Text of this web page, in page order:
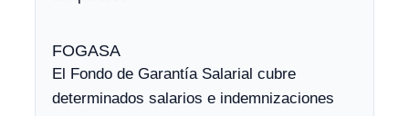
FOGASA
El Fondo de Garantía Salarial cubre
determinados salarios e indemnizaciones